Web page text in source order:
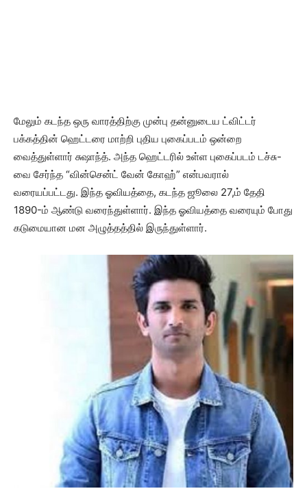
மேலும் கடந்த ஒரு வாரத்திற்கு முன்பு தன்னுடைய ட்விட்டர்
பக்கத்தின் ஹெட்டரை மாற்றி புதிய புகைப்படம் ஒன்றை
வைத்துள்ளார் சுஷாந்த். அந்த ஹெட்டரில் உள்ள புகைப்படம் டச்சு-
வை சேர்ந்த “வின்சென்ட் வேன் கோஹ்” என்பவரால்
வரையப்பட்டது. இந்த ஓவியத்தை, கடந்த ஜூலை 27,ம் தேதி
1890-ம் ஆண்டு வரைந்துள்ளார். இந்த ஓவியத்தை வரையும் போது
கடுமையான மன அழுத்தத்தில் இருந்துள்ளார்.